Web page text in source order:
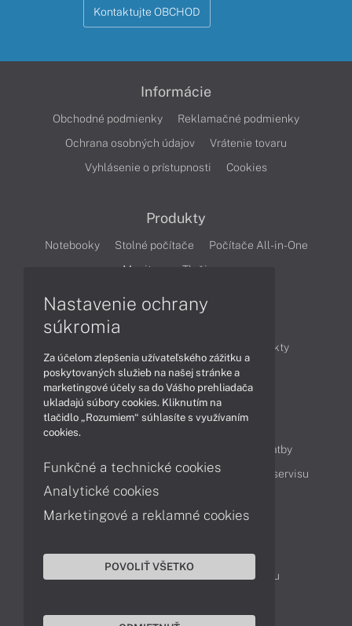
Kontaktujte OBCHOD
Informácie
Obchodné podmienky
Reklamačné podmienky
Ochrana osobných údajov
Vrátenie tovaru
Vyhlásenie o prístupnosti
Cookies
Produkty
Notebooky Stolné počítače
Počítače All-in-One
Monitory
Tlačiarne
Produkty
Technológie
Videá
Obsah
Možnosti doručenia a platby
Podpora a servis
Servisné služby Cenník servisu
Kontakty
043 4224 771
Obchodné oddelenie
Reklamácia tovaru
Nastavenie ochrany
súkromia
Za účelom zlepšenia užívateľského zážitku a
poskytovaných služieb na našej stránke a
marketingové účely sa do Vášho prehliadača
ukladajú súbory cookies. Kliknutím na
tlačidlo „Rozumiem“ súhlasíte s využívaním
cookies.
Funkčné a technické cookies
Analytické cookies
Marketingové a reklamné cookies
POVOLIŤ VŠETKO